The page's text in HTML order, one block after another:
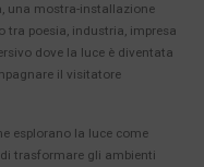
una mostra-installazione
tra poesia, industria, impresa
dove la luce è diventata
il visitatore
esplorano la luce come
trasformare gli ambienti